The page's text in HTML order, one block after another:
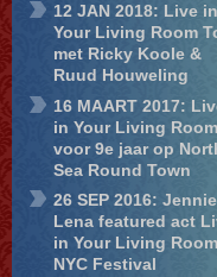
12 JAN 2018: Live in
Your Living Room
met Ricky Koole &
Ruud Houweling
16 MAART 2017:
in Your Living Room
voor 9e jaar op
Sea Round Town
26 SEP 2016: Jennie
Lena featured act
in Your Living Room
NYC Festival